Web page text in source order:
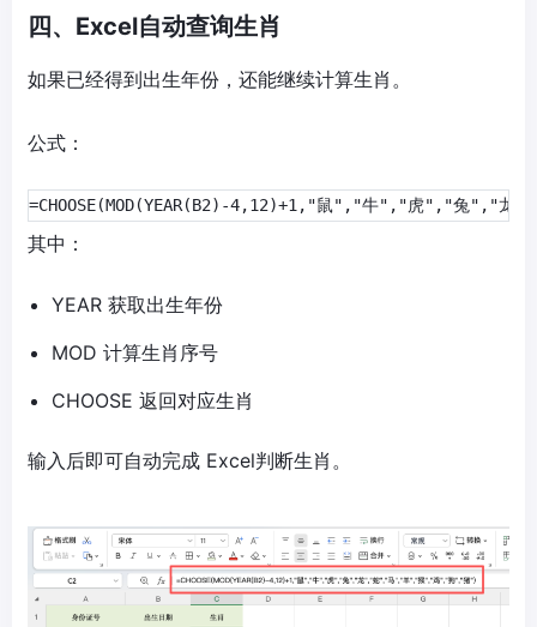
四、Excel自动查询生肖
如果已经得到出生年份，还能继续计算生肖。
公式：
=CHOOSE(MOD(YEAR(B2)-4,12)+1,"鼠","牛","虎","兔
其中：
YEAR 获取出生年份
MOD 计算生肖序号
CHOOSE 返回对应生肖
输入后即可自动完成 Excel判断生肖。